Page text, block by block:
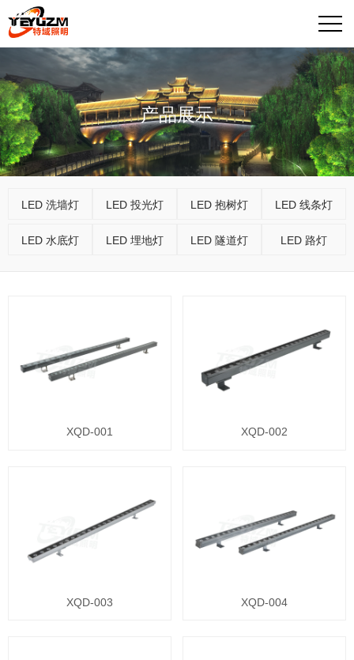
产品展示
LED 洗墙灯 LED 投光灯 LED 抱树灯 LED 线条灯
LED 水底灯 LED 埋地灯 LED 隧道灯 LED 路灯
XQD-001 XQD-002
XQD-003 XQD-004